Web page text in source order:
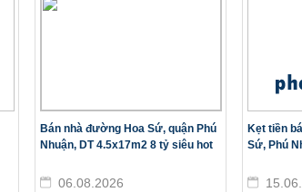
Bán nhà đường Hoa Sứ, quận Phú
Nhuận, DT 4.5x17m2 8 tỷ siêu hot
06.08.2026
Kẹt tiền
Sứ, Phú